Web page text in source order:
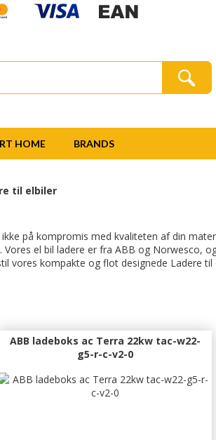
HOME BRANDS
til elbiler
på kompromis med kvaliteten af din
el bil ladere er fra ABB og Norwesco,
vores kompakte og flot designede Ladere
ABB ladeboks ac Terra 22kw tac-w22-
g5-r-c-v2-0